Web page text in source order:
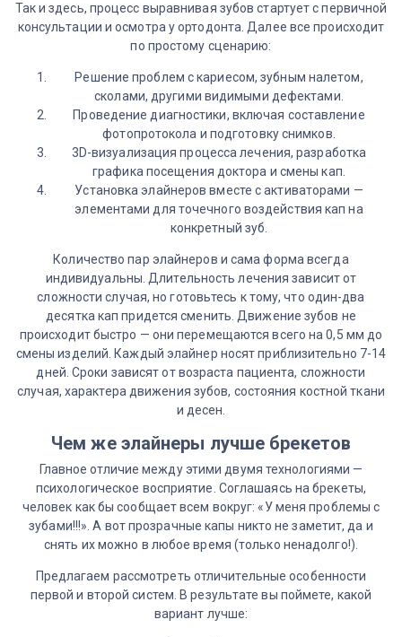
Так и здесь, процесс выравнивая зубов стартует с первичной
консультации и осмотра у ортодонта. Далее все происходит
по простому сценарию:
Решение проблем с кариесом, зубным налетом,
сколами, другими видимыми дефектами.
Проведение диагностики, включая составление
фотопротокола и подготовку снимков.
3D-визуализация процесса лечения, разработка
графика посещения доктора и смены кап.
Установка элайнеров вместе с активаторами —
элементами для точечного воздействия кап на
конкретный зуб.
Количество пар элайнеров и сама форма всегда
индивидуальны. Длительность лечения зависит от
сложности случая, но готовьтесь к тому, что один-два
десятка кап придется сменить. Движение зубов не
происходит быстро — они перемещаются всего на 0,5 мм до
смены изделий. Каждый элайнер носят приблизительно 7-14
дней. Сроки зависят от возраста пациента, сложности
случая, характера движения зубов, состояния костной ткани
и десен.
Чем же элайнеры лучше брекетов
Главное отличие между этими двумя технологиями —
психологическое восприятие. Соглашаясь на брекеты,
человек как бы сообщает всем вокруг: «У меня проблемы с
зубами!!!». А вот прозрачные капы никто не заметит, да и
снять их можно в любое время (только ненадолго!).
Предлагаем рассмотреть отличительные особенности
первой и второй систем. В результате вы поймете, какой
вариант лучше: